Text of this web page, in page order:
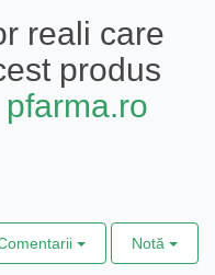
reali care
produs
pfarma.ro
Notă